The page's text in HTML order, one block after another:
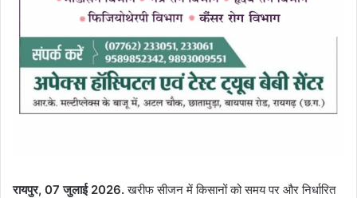
रायपुर, 07 जुलाई 2026.खरीफ सीजन में किसानों को समय पर और निर्धारित